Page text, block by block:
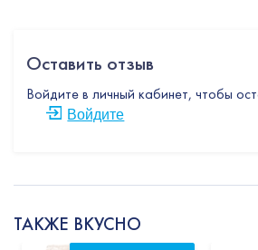
Оставить отзыв
Войдите в личный кабинет, чтобы
Войдите
ТАКЖЕ ВКУСНО